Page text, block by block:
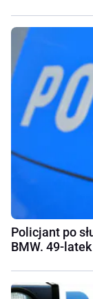
Policjant po
BMW. 49-